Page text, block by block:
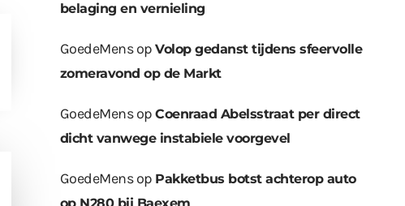
belaging en vernieling
GoedeMensopVolop gedanst tijdens sfeervolle
zomeravond op de Markt
GoedeMensopCoenraad Abelsstraat per direct
dicht vanwege instabiele voorgevel
GoedeMensop Pakketbus botst achterop auto